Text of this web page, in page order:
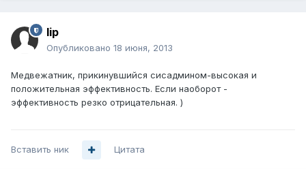
lip
Опубликовано 18 июня, 2013
Медвежатник, прикинувшийся сисадмином-высокая и
положительная эффективность. Если наоборот -
эффективность резко отрицательная. )
Вставить ник Цитата